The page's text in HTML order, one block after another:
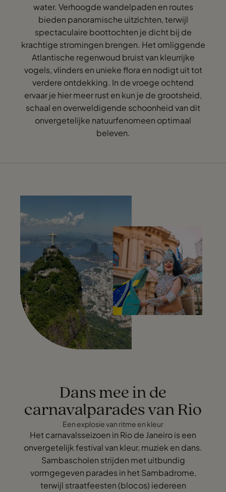
water. Verhoogde wandelpaden en routes
bieden panoramische uitzichten, terwijl
spectaculaire boottochten je dicht bij de
krachtige stromingen brengen. Het omliggende
Atlantische regenwoud bruist van kleurrijke
vogels, vlinders en unieke flora en nodigt uit tot
verdere ontdekking. In de vroege ochtend
ervaar je hier meer rust en kun je de grootsheid,
schaal en overweldigende schoonheid van dit
onvergetelijke natuurfenomeen optimaal
beleven.
Dans mee in de
carnavalparades van Rio
Een explosie van ritme en kleur
Het carnavalsseizoen in Rio de Janeiro is een
onvergetelijk festival van kleur, muziek en dans.
Sambascholen strijden met uitbundig
vormgegeven parades in het Sambadrome,
terwijl straatfeesten (blocos) iedereen